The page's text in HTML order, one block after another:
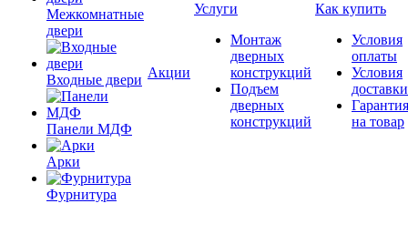
Межкомнатные
двери
Входные двери
Панели МДФ
Арки
Фурнитура
Акции
Услуги
Монтаж
дверных
конструкций
Подъем
дверных
конструкций
Как купить
Условия
оплаты
Условия
доставки
Гарантия
на товар